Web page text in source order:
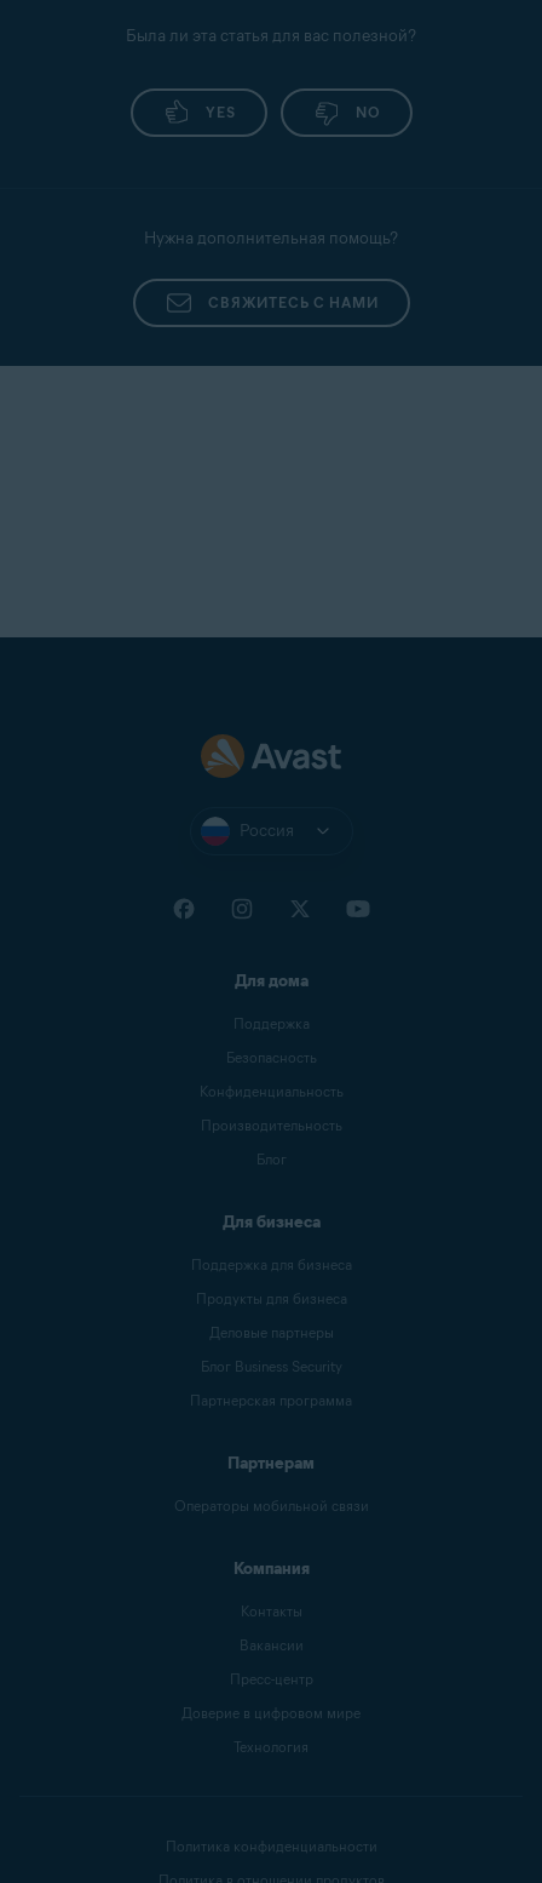
Была ли эта статья для вас полезной?
YES NO
Нужна дополнительная помощь?
СВЯЖИТЕСЬ С НАМИ
Россия
Для дома
Поддержка
Безопасность
Конфиденциальность
Производительность
Блог
Для бизнеса
Поддержка для бизнеса
Продукты для бизнеса
Деловые партнеры
Блог Business Security
Партнерская программа
Партнерам
Операторы мобильной связи
Компания
Контакты
Вакансии
Пресс-центр
Доверие в цифровом мире
Технология
Политика конфиденциальности